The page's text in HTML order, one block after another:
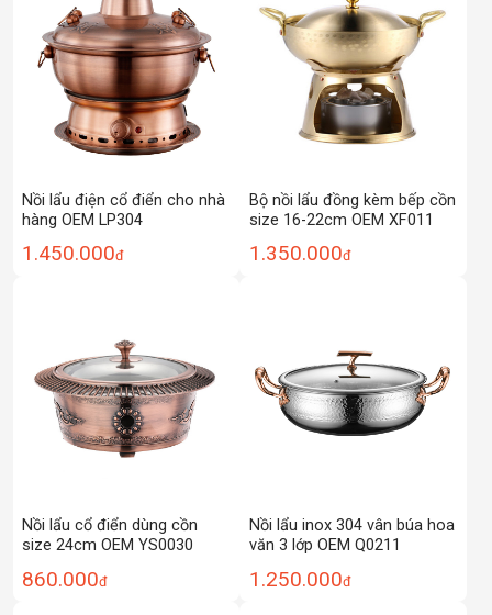
Nồi lẩu điện cổ điển cho nhà
hàng OEM LP304
1.450.000đ
Bộ nồi lẩu đồng kèm bếp cồn
size 16-22cm OEM XF011
1.350.000đ
Nồi lẩu cổ điển dùng cồn
size 24cm OEM YS0030
860.000đ
Nồi lẩu inox 304 vân búa hoa
văn 3 lớp OEM Q0211
1.250.000đ